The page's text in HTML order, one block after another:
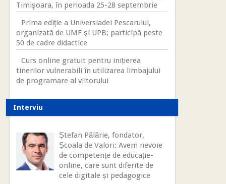
Timişoara, în perioada 25-28 septembrie
Prima ediţie a Universiadei Pescarului,
organizată de UMF şi UPB; participă peste
50 de cadre didactice
Curs online gratuit pentru inițierea
tinerilor vulnerabili în utilizarea limbajului
de programare al viitorului
Interviu
Ștefan Pălărie, fondator,
Școala de Valori: Avem nevoie
de competențe de educație-
online, care sunt diferite de
cele digitale și pedagogice